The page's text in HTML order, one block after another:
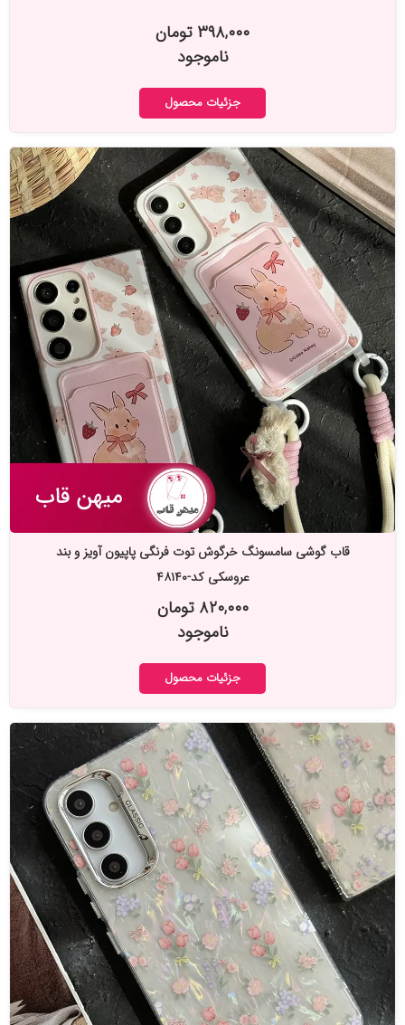
۳۹۸,۰۰۰ تومان
ناموجود
جزئیات محصول
قاب گوشی سامسونگ خرگوش توت فرنگی پاپیون آویز و بند
عروسکی کد-۴۸۱۴۰
۸۲۰,۰۰۰ تومان
ناموجود
جزئیات محصول